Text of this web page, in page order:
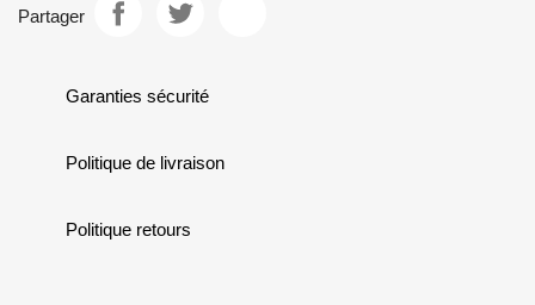
Partager
Garanties sécurité
Politique de livraison
Politique retours